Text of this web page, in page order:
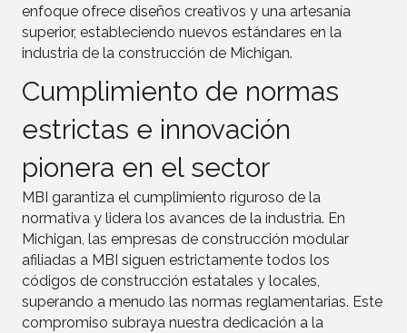
enfoque ofrece diseños creativos y una artesanía
superior, estableciendo nuevos estándares en la
industria de la construcción de Michigan.
Cumplimiento de normas
estrictas e innovación
pionera en el sector
MBI garantiza el cumplimiento riguroso de la
normativa y lidera los avances de la industria. En
Michigan, las empresas de construcción modular
afiliadas a MBI siguen estrictamente todos los
códigos de construcción estatales y locales,
superando a menudo las normas reglamentarias. Este
compromiso subraya nuestra dedicación a la